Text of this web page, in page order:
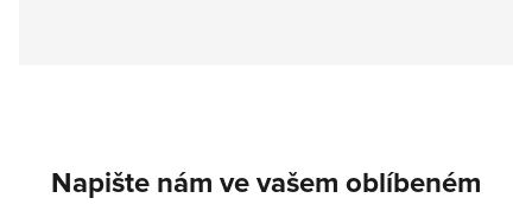
Napište nám ve vašem oblíbeném